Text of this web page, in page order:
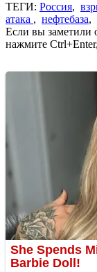
ТЕГИ: Россия,
атака , нефтебаза,
Если вы заметили
нажмите